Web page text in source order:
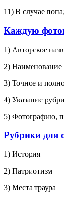
11) В случае
Каждую
1) Авторское
2) Наименование
3) Точное и
4) Указание
5) Фотографию,
Рубрики для
1) История
2) Патриотизм
3) Места траура